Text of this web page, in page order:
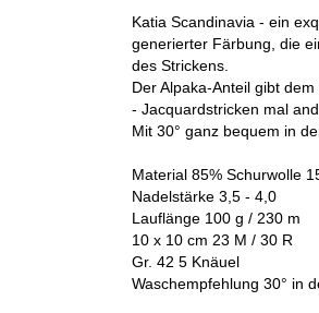
Katia Scandinavia - ein
generierter Färbung, die
des Strickens.
Der Alpaka-Anteil gibt
- Jacquardstricken mal
Mit 30° ganz bequem in
Material 85% Schurwolle
Nadelstärke 3,5 - 4,0
Lauflänge 100 g / 230 m
10 x 10 cm 23 M / 30 R
Gr. 42 5 Knäuel
Waschempfehlung 30° in